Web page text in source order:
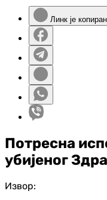
Линк је
Потресна
убијеног
Извор: